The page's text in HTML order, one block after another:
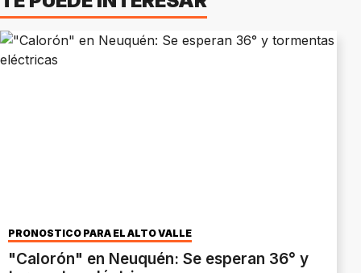
PRONÒSTICO PARA EL ALTO VALLE
"Calorón" en Neuquén: Se esperan 36° y